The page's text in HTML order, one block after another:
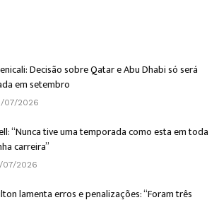
Decisão sobre Qatar e Abu Dhabi só será
em setembro
2026
“Nunca tive uma temporada como esta em toda
carreira”
2026
lamenta erros e penalizações: “Foram três